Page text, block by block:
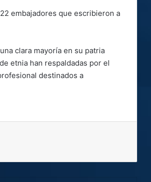
embajadores que escribieron a
clara mayoría en su patria
etnia han respaldadas por el
destinados a